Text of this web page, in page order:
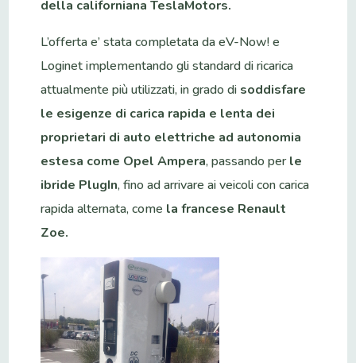
della californiana TeslaMotors.
L’offerta e’ stata completata da eV-Now! e
Loginet implementando gli standard di ricarica
attualmente più utilizzati, in grado di soddisfare
le esigenze di carica rapida e lenta dei
proprietari di auto elettriche ad autonomia
estesa come Opel Ampera, passando perle
ibride PlugIn, fino ad arrivare ai veicoli con carica
rapida alternata, come la francese Renault
Zoe.